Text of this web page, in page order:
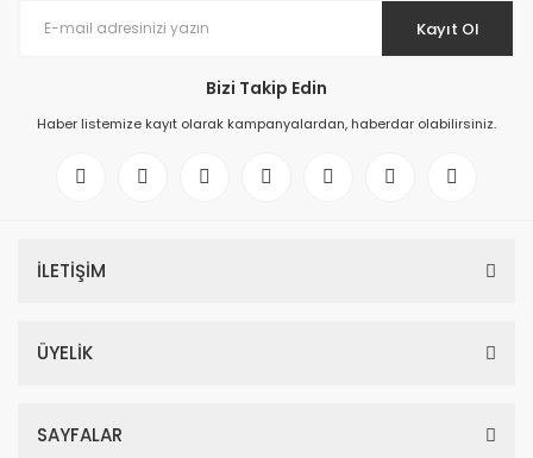
Kayıt Ol
Bizi Takip Edin
Haber listemize kayıt olarak kampanyalardan, haberdar olabilirsiniz.
İLETİŞİM
ÜYELİK
SAYFALAR